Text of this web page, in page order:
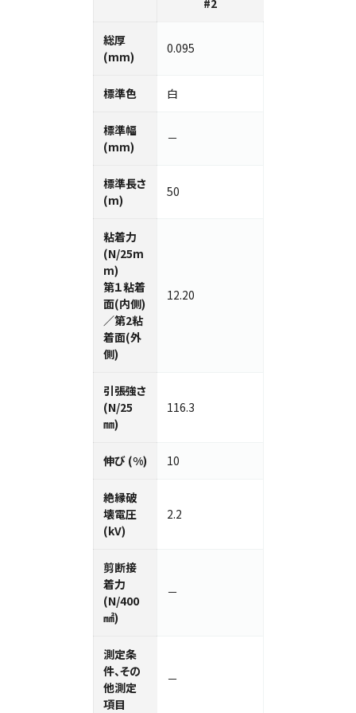
総厚
(mm)
0.095
標準色 白
標準幅
(mm)
－
標準⻑さ
(m)
50
粘着力
(N/25m
m)
第１粘着
面(内側)
／第2粘
着面(外
側)
12.20
引張強さ
(N/25
㎜)
116.3
伸び (%) 10
絶縁破
壊電圧
(kV)
2.2
剪断接
着力
(N/400
㎟)
－
測定条
件、その
他測定
項目
－